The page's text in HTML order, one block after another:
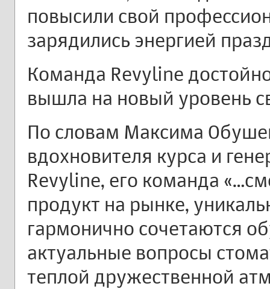
повысили свой
зарядились энергией
Команда Revyline
вышла на новый уровень
По словам Максима
вдохновителя курса и
Revyline, его команда
продукт на рынке,
гармонично сочетаются
актуальные вопросы
теплой дружественной